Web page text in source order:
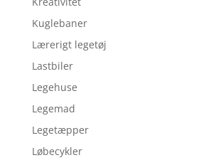
Kuglebaner
Lærerigt legetøj
Lastbiler
Legehuse
Legemad
Legetæpper
Løbecykler